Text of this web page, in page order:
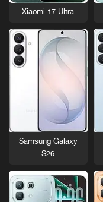
Xiaomi 17 Ultra
Samsung Galaxy
S26